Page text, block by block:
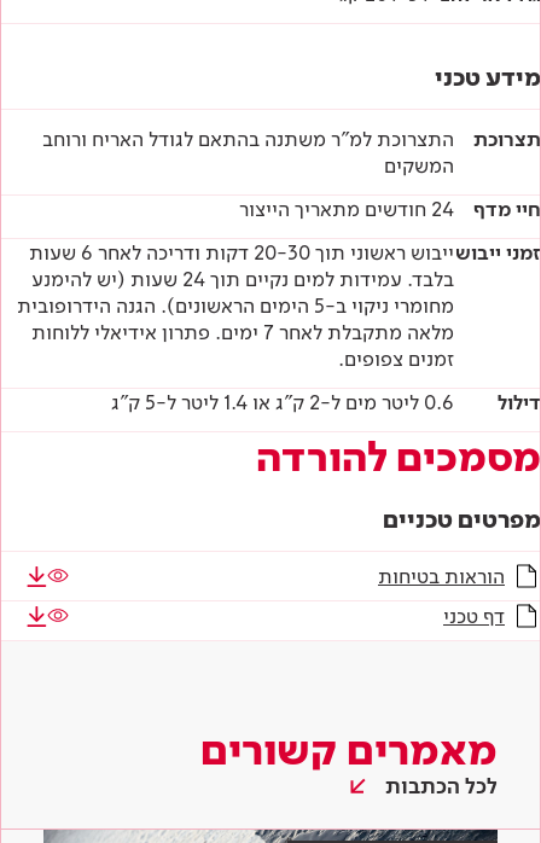
מידע טכני
תצרוכת
התצרוכת למ"ר משתנה בהתאם לגודל האריח ורוחב
המשקים
חיי מדף
24 חודשים מתאריך הייצור
זמני ייבוש
ייבוש ראשוני תוך 20-30 דקות ודריכה לאחר 6 שעות
בלבד. עמידות למים נקיים תוך 24 שעות (יש להימנע
מחומרי ניקוי ב-5 הימים הראשונים). הגנה הידרופובית
מלאה מתקבלת לאחר 7 ימים. פתרון אידיאלי ללוחות
זמנים צפופים.
דילול
0.6 ליטר מים ל-2 ק"ג או 1.4 ליטר ל-5 ק"ג
מסמכים להורדה
מפרטים טכניים
הוראות בטיחות
דף טכני
מאמרים קשורים
לכל הכתבות